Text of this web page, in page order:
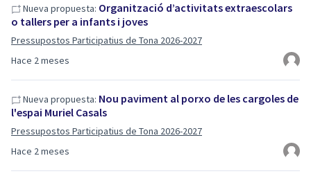
Hace 2 meses
Nueva propuesta: Organització d’activitats extraescolars
o tallers per a infants i joves
Pressupostos Participatius de Tona 2026-2027
Hace 2 meses
Nueva propuesta: Nou paviment al porxo de les cargoles de
l'espai Muriel Casals
Pressupostos Participatius de Tona 2026-2027